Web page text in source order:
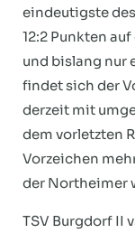
eindeutigste
12:2 Punkten
und bislang nur
findet sich der
derzeit mit
dem vorletzten
Vorzeichen
der Northeimer
TSV Burgdorf II